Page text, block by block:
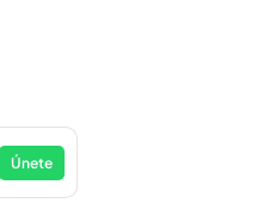
Únete